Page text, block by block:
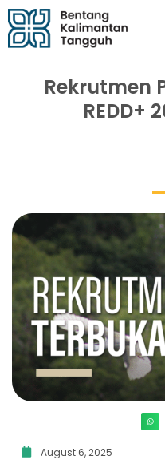
Rekrutmen
REDD+
August 6, 2025